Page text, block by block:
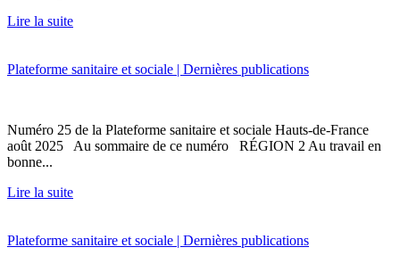
Lire la suite
Plateforme sanitaire et sociale | Dernières publications
Numéro 25 de la Plateforme sanitaire et sociale Hauts-de-France
août 2025 Au sommaire de ce numéro RÉGION 2 Au travail en
bonne...
Lire la suite
Plateforme sanitaire et sociale | Dernières publications